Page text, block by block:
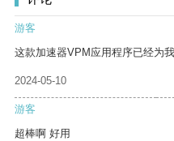
游客
这款加速器VPM应用程序已经为
2024-05-10
游客
超棒啊 好用